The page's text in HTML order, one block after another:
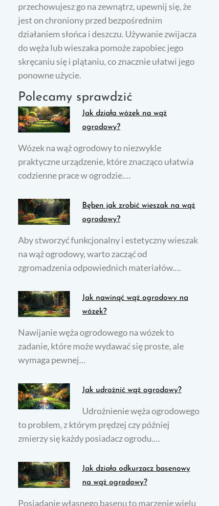
przechowujesz go na zewnątrz, upewnij się, że
jest on chroniony przed bezpośrednim
działaniem słońca i deszczu. Używanie zwijacza
do węża lub wieszaka pomoże zapobiec jego
skręcaniu się i plątaniu, co znacznie ułatwi jego
ponowne użycie.
Polecamy sprawdzić
Jak działa wózek na wąż
ogrodowy?
Wózek na wąż ogrodowy to niezwykle
praktyczne urządzenie, które znacząco ułatwia
codzienne prace w ogrodzie.…
Bęben jak zrobić wieszak na wąż
ogrodowy?
Aby stworzyć funkcjonalny i estetyczny wieszak
na wąż ogrodowy, warto zacząć od
zgromadzenia odpowiednich materiałów.…
Jak nawinąć wąż ogrodowy na
wózek?
Nawijanie węża ogrodowego na wózek to
zadanie, które może wydawać się proste, ale
wymaga pewnej…
Jak udrożnić wąż ogrodowy?
Udrożnienie węża ogrodowego
to problem, z którym prędzej czy później
zmierzy się każdy posiadacz ogrodu.…
Jak działa odkurzacz basenowy
na wąż ogrodowy?
Posiadanie własnego basenu to marzenie wielu